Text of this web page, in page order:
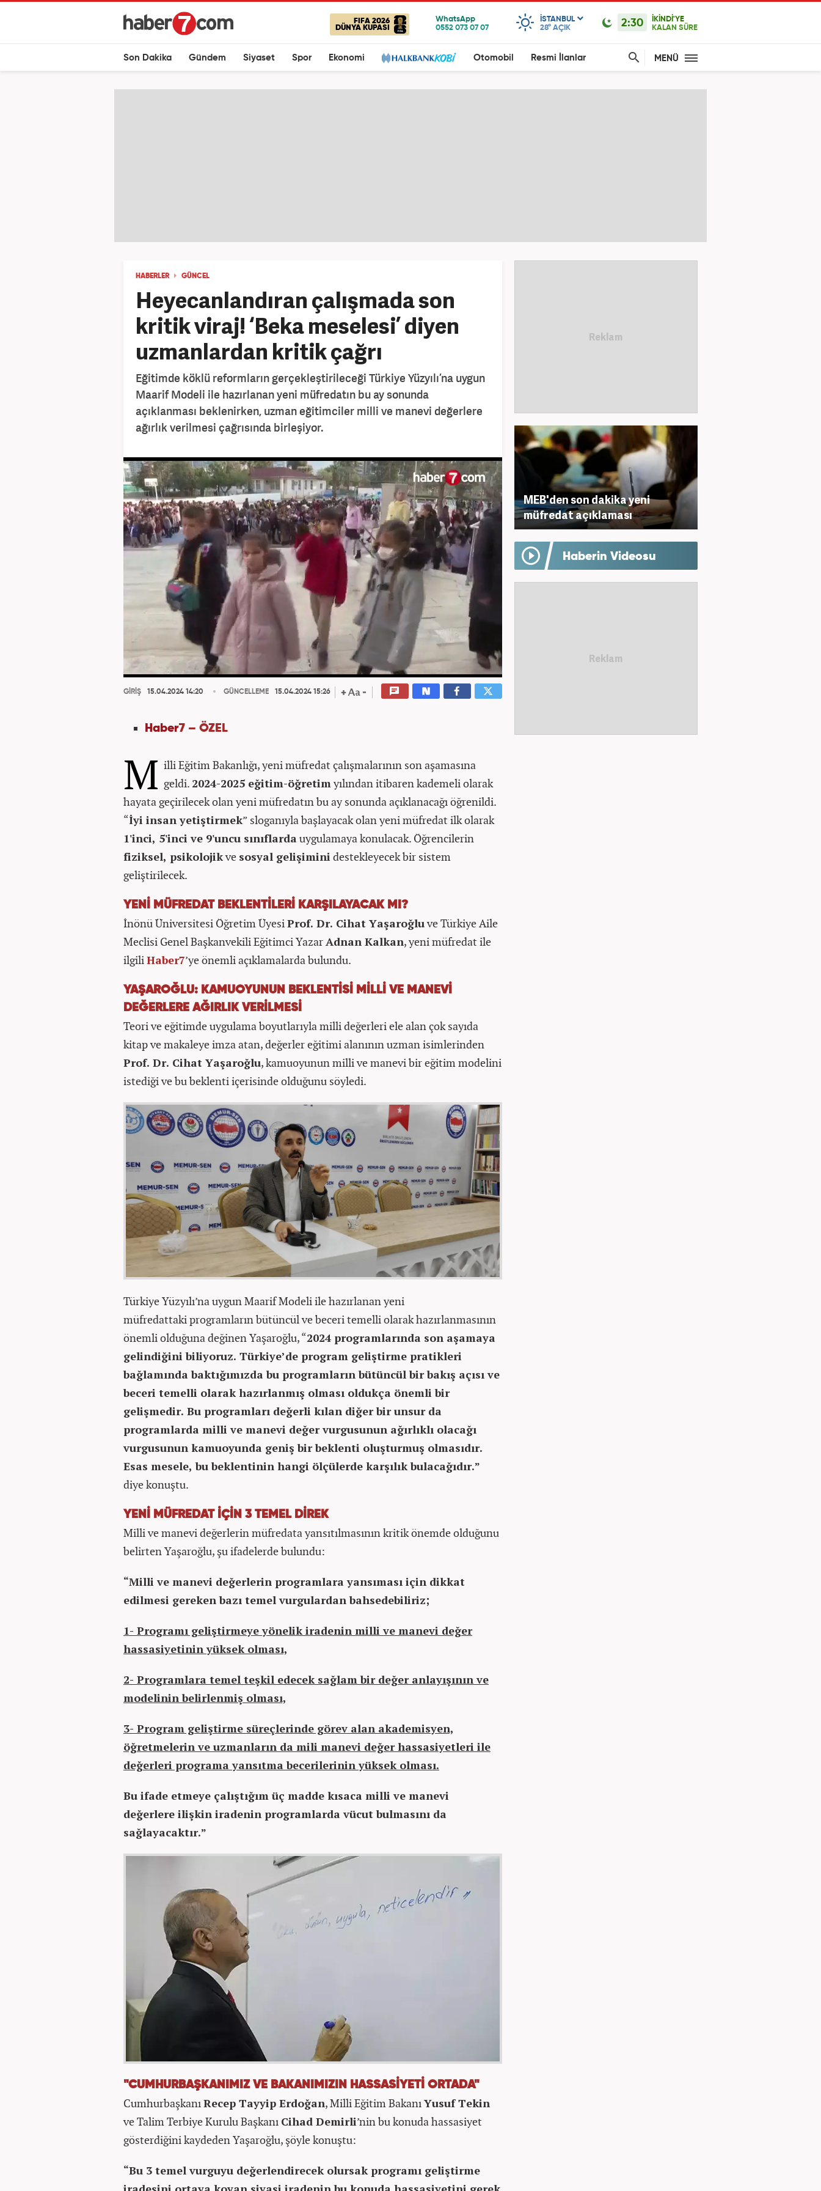
FIFA 2026
DÜNYA KUPASI
ISTANBUL
28° AÇIK 2:30
İKİNDİ'YE
KALAN SÜRE
Son Dakika Gündem Siyaset Spor Ekonomi Otomobil Resmi İlanlar MENÜ
HABERLER GÜNCEL
Heyecanlandıran çalışmada son
kritik viraj! ‘Beka meselesi’ diyen
uzmanlardan kritik çağrı
Eğitimde köklü reformların gerçekleştirileceği Türkiye Yüzyılı’na uygun
Maarif Modeli ile hazırlanan yeni müfredatın bu ay sonunda
açıklanması beklenirken, uzman eğitimciler milli ve manevi değerlere
ağırlık verilmesi çağrısında birleşiyor.
GİRİŞ 15.04.2024 14:20 GÜNCELLEME 15.04.2024 15:26
Haber7 – ÖZEL
M illi Eğitim Bakanlığı, yeni müfredat çalışmalarının son aşamasına
geldi. 2024-2025 eğitim-öğretimyılından itibaren kademeli olarak
hayata geçirilecek olan yeni müfredatın bu ay sonunda açıklanacağı öğrenildi.
“İyi insan yetiştirmek” sloganıyla başlayacak olan yeni müfredat ilk olarak
1'inci, 5'inci ve 9'uncu sınıflarda uygulamaya konulacak. Öğrencilerin
fiziksel, psikolojikve sosyal gelişiminidestekleyecek bir sistem
geliştirilecek.
YENİ MÜFREDAT BEKLENTİLERİ KARŞILAYACAK MI?
İnönü Üniversitesi Öğretim ÜyesiProf. Dr. Cihat Yaşaroğluve Türkiye Aile
Meclisi Genel Başkanvekili Eğitimci YazarAdnan Kalkan, yeni müfredat ile
ilgiliHaber7’ye önemli açıklamalarda bulundu.
YAŞAROĞLU: KAMUOYUNUN BEKLENTİSİ MİLLİ VE MANEVİ
DEĞERLERE AĞIRLIK VERİLMESİ
Teori ve eğitimde uygulama boyutlarıyla milli değerleri ele alan çok sayıda
kitap ve makaleye imza atan, değerler eğitimi alanının uzman isimlerinden
Prof. Dr. Cihat Yaşaroğlu, kamuoyunun milli ve manevi bir eğitim modelini
istediği ve bu beklenti içerisinde olduğunu söyledi.
Türkiye Yüzyılı’na uygun Maarif Modeli ile hazırlanan yeni
müfredattaki programların bütüncül ve beceri temelli olarak hazırlanmasının
önemli olduğuna değinen Yaşaroğlu, “2024 programlarında son aşamaya
gelindiğini biliyoruz. Türkiye’de program geliştirme pratikleri
bağlamında baktığımızda bu programların bütüncül bir bakış açısı ve
beceri temelli olarak hazırlanmış olması oldukça önemli bir
gelişmedir. Bu programları değerli kılan diğer bir unsur da
programlarda milli ve manevi değer vurgusunun ağırlıklı olacağı
vurgusunun kamuoyunda geniş bir beklenti oluşturmuş olmasıdır.
Esas mesele, bu beklentinin hangi ölçülerde karşılık bulacağıdır.”
diye konuştu.
YENİ MÜFREDAT İÇİN 3 TEMEL DİREK
Milli ve manevi değerlerin müfredata yansıtılmasının kritik önemde olduğunu
belirten Yaşaroğlu, şu ifadelerde bulundu:
“Milli ve manevi değerlerin programlara yansıması için dikkat
edilmesi gereken bazı temel vurgulardan bahsedebiliriz;
1- Programı geliştirmeye yönelik iradenin milli ve manevi değer
hassasiyetinin yüksek olması,
2- Programlara temel teşkil edecek sağlam bir değer anlayışının ve
modelinin belirlenmiş olması,
3- Program geliştirme süreçlerinde görev alan akademisyen,
öğretmelerin ve uzmanların da mili manevi değer hassasiyetleri ile
değerleri programa yansıtma becerilerinin yüksek olması.
Bu ifade etmeye çalıştığım üç madde kısaca milli ve manevi
değerlere ilişkin iradenin programlarda vücut bulmasını da
sağlayacaktır.”
"CUMHURBAŞKANIMIZ VE BAKANIMIZIN HASSASİYETİ ORTADA"
Cumhurbaşkanı Recep Tayyip Erdoğan, Milli Eğitim Bakanı Yusuf Tekin
ve Talim Terbiye Kurulu Başkanı Cihad Demirli’nin bu konuda hassasiyet
gösterdiğini kaydeden Yaşaroğlu, şöyle konuştu:
“Bu 3 temel vurguyu değerlendirecek olursak programı geliştirme
MEB'den son dakika yeni
müfredat açıklaması
Haberin Videosu